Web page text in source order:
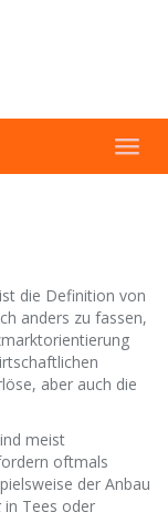
die Definition von
anders zu fassen,
aber auch die
meist
oftmals
der Anbau
in Tees oder